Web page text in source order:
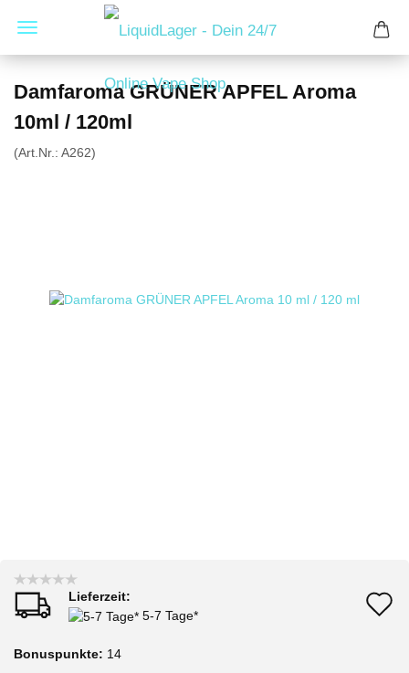
Damfaroma GRÜNER APFEL Aroma
10ml / 120ml
(Art.Nr.: A262)
Lieferzeit:
5-7 Tage*
Bonuspunkte: 14